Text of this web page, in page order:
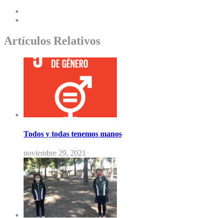
Artículos Relativos
Todos y todas tenemos manos
noviembre 29, 2021